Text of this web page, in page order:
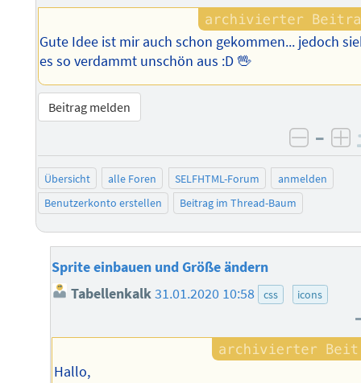
Gute Idee ist mir auch schon gekommen... jedoch
es so verdammt unschön aus :D 🖖
Beitrag melden
–
Übersicht alle Foren SELFHTML-Forum
anmelden
Benutzerkonto erstellen
Beitrag im Thread-Baum
Sprite einbauen und Größe ändern
Tabellenkalk31.01.2020 10:58 css icons
Hallo,